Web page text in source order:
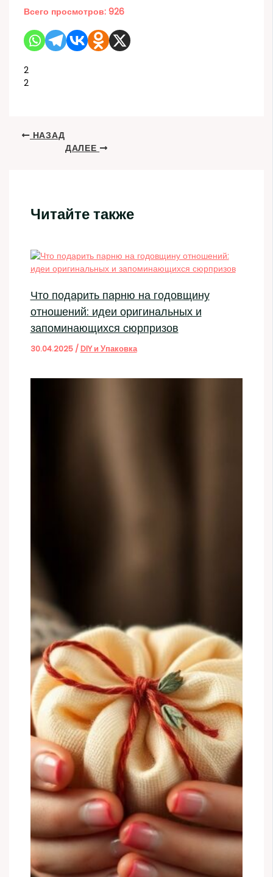
Всего просмотров: 926
2
2
НАЗАД
ДАЛЕЕ
Читайте также
Что подарить парню на годовщину
отношений: идеи оригинальных и
запоминающихся сюрпризов
30.04.2025 /DIY и Упаковка